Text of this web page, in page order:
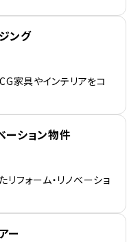
ング
家具やインテリアをコ
ーション物件
フォーム・リノベーショ
ー